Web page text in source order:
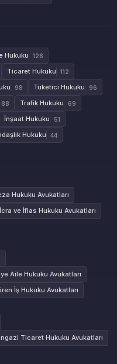
Hukuku 128
Ticaret Hukuku 112
98 Tüketici Hukuku 96
88 Trafik Hukuku 69
İnşaat Hukuku 51
Hukuku 44
Hukuku Avukatları
ve İflas Hukuku Avukatları
Aile Hukuku Avukatları
İş Hukuku Avukatları
Ticaret Hukuku Avukatları